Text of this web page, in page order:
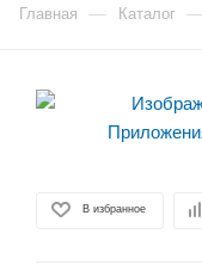
Главная — Каталог
В избранное